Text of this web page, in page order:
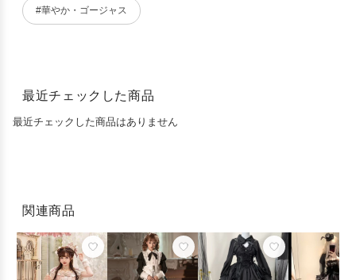
#華やか・ゴージャス
最近チェックした商品
最近チェックした商品はありません
関連商品